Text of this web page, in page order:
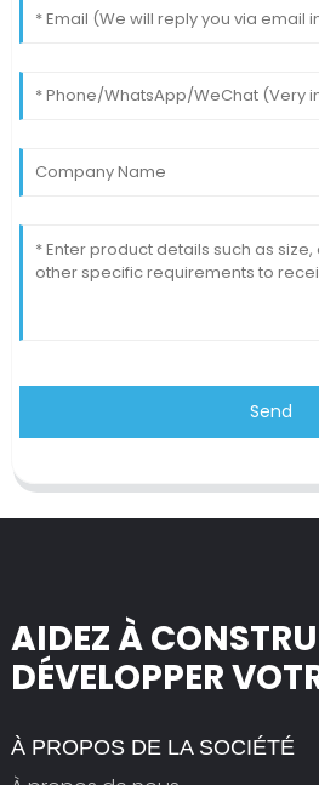
Send
AIDEZ À
DÉVELOPPER
À PROPOS DE LA SOCIÉTÉ